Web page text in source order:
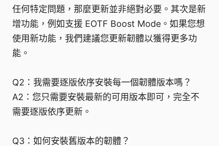
任何特定問題，那麼更新並非絕對必要。其次是新
增功能，例如支援 EOTF Boost Mode。如果您想
使用新功能，我們建議您更新韌體以獲得更多功
能。
Q2：我需要逐版依序安裝每一個韌體版本嗎？
A2：您只需要安裝最新的可用版本即可，完全不
需要逐版依序更新。
Q3：如何安裝舊版本的韌體？